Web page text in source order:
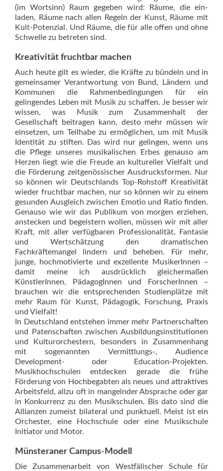
(im Wortsinn) Raum gegeben wird: Räume, die ein­
laden, Räume nach allen Regeln der Kunst, Räume mit
Kult-Potenzial. Und Räume, die für alle offen und ohne
Schwelle zu betreten sind.
Kreativität fruchtbar machen
Auch heute gilt es wieder, die Kräfte zu bündeln und in
gemeinsamer Verantwortung von Bund, Ländern und
Kommunen die Rahmenbedingungen für ein
gelingendes Leben mit Musik zu schaffen. Je besser wir
wissen, was Musik zum Zusammenhalt der
Gesellschaft beitragen kann, desto mehr müssen wir
einsetzen, um Teilhabe zu ermöglichen, um mit Musik
Identität zu stiften. Das wird nur gelingen, wenn uns
die Pflege unseres musikalischen Erbes genauso am
Herzen liegt wie die Freude an kultureller Vielfalt und
die Förderung zeitgenössischer Ausdrucksformen. Nur
so können wir Deutschlands Top-Rohstoff Kreativität
wieder fruchtbar machen, nur so können wir zu einem
gesunden Ausgleich zwischen Emotio und Ratio finden.
Genauso wie wir das Publikum von morgen erziehen,
anstecken und begeistern wollen, müssen wir mit aller
Kraft, mit aller verfügbaren Professionalität, Fantasie
und Wertschätzung den dramatischen
Fachkräftemangel lindern und beheben. Für mehr,
junge, hochmotivierte und exzellente MusikerInnen –
damit meine ich ausdrücklich gleichermaßen
KünstlerInnen, PädagogInnen und ForscherInnen –
brauchen wir die entsprechenden Studienplätze mit
mehr Raum für Kunst, Pädagogik, Forschung, Praxis
und Vielfalt!
In Deutschland entstehen immer mehr Partnerschaften
und Patenschaften zwischen Ausbildungsinstitutionen
und Kulturorchestern, besonders in Zusammenhang
mit sogenannten Vermittlungs-, Audience
Development- oder Education-Projekten.
Musikhochschulen entdecken gerade die frühe
Förderung von Hochbegabten als neues und attraktives
Arbeitsfeld, allzu oft in mangelnder Absprache oder gar
in Konkurrenz zu den Musikschulen. Bis dato sind die
Allianzen zumeist bilateral und punktuell. Meist ist ein
Orchester, eine Hochschule oder eine Musikschule
Initiator und Motor.
Münsteraner Campus-Modell
Die Zusammenarbeit von Westfälischer Schule für